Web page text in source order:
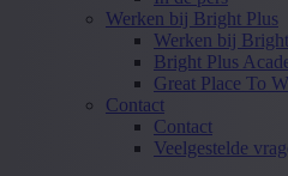
Werken bij Bright Plus
Werken bij
Bright Plus
Great Place To
Contact
Contact
Veelgestelde